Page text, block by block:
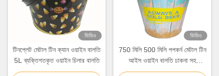
ভিডিও
টিনপ্লেট মেটাল টিন ক্যান ওয়াইন বালতি
5L ব্যক্তিগতকৃত ওয়াইন চিলার বালতি
ভিডিও
750 মিলি 500 মিলি পপকর্ন মেটাল টিন
আইস ওয়াইন বালতি ঢাকনা সহ
গ্যালভানাইজড বালতি